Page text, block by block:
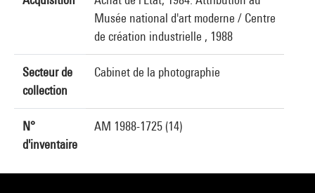
Musée national d'art moderne / Centre
de création industrielle , 1988
Secteur de
collection
Cabinet de la photographie
N°
d'inventaire
AM 1988-1725 (14)